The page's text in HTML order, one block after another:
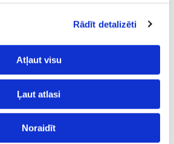
Rādīt detalizēti
Atļaut visu
Ļaut atlasi
Noraidīt
-
produktu testētāju!
Sievietēm